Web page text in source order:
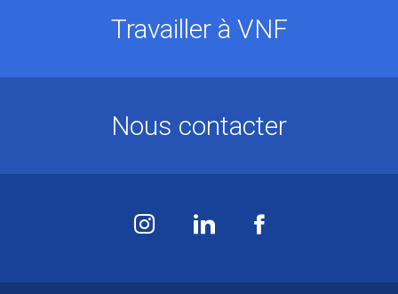
Travailler à VNF
Nous contacter